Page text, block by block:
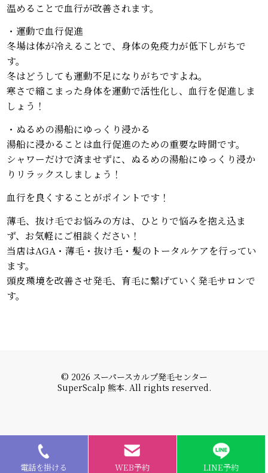
温めることで血行が改善されます。
・運動で血行促進
冬場は体が冷えることで、身体の免疫力が低下しがちで
す。
冬はどうしても運動不足になりがちですよね。
寒さで縮こまった身体を運動で活性化し、血行を促進しま
しょう！
・ぬるめの湯船にゆっくり浸かる
湯船に浸かることは血行促進のための重要な時間です。
シャワーだけで済ませずに、ぬるめの湯船にゆっくり浸か
りリラックスしましょう！
血行を良くすることがポイントです！
薄毛、抜け毛でお悩みの方は、ひとりで悩みを抱え込ま
ず、お気軽にご相談ください！
当店はAGA・薄毛・抜け毛・髪のトータルケアを行ってい
ます。
頭皮環境を改善させ発毛、育毛に繋げていく発毛サロンで
す。
© 2026 スーパースカルプ発毛センター
SuperScalp 熊本. All rights reserved.
電話を掛ける WEB予約 LINE予約